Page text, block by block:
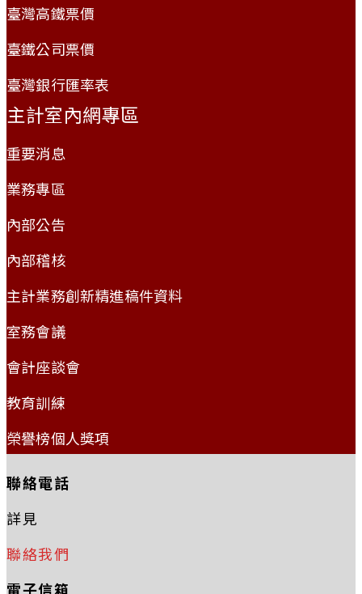
臺灣高鐵票價
臺鐵公司票價
臺灣銀行匯率表
主計室內網專區
重要消息
業務專區
內部公告
內部稽核
主計業務創新精進稿件資料
室務會議
會計座談會
教育訓練
榮譽榜個人獎項
聯絡電話
詳見
聯絡我們
電子信箱